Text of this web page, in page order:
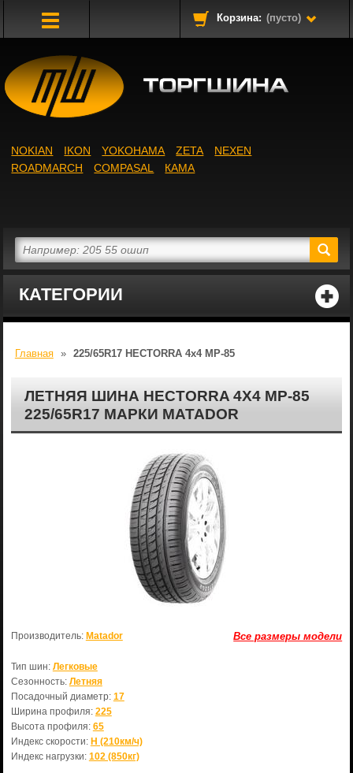
Корзина: (пусто)
КАТЕГОРИИ
NOKIAN IKON YOKOHAMA ZETA
NEXEN
ROADMARCH
COMPASAL КАМА
Главная » 225/65R17 HECTORRA 4x4 МР-85
ЛЕТНЯЯ ШИНА HECTORRA 4X4 МР-85
225/65R17 МАРКИ MATADOR
Все размеры модели
Производитель: Matador
Тип шин: Легковые
Сезонность: Летняя
Посадочный диаметр: 17
Ширина профиля: 225
Высота профиля: 65
Индекс скорости: H (210км/ч)
Индекс нагрузки: 102 (850кг)